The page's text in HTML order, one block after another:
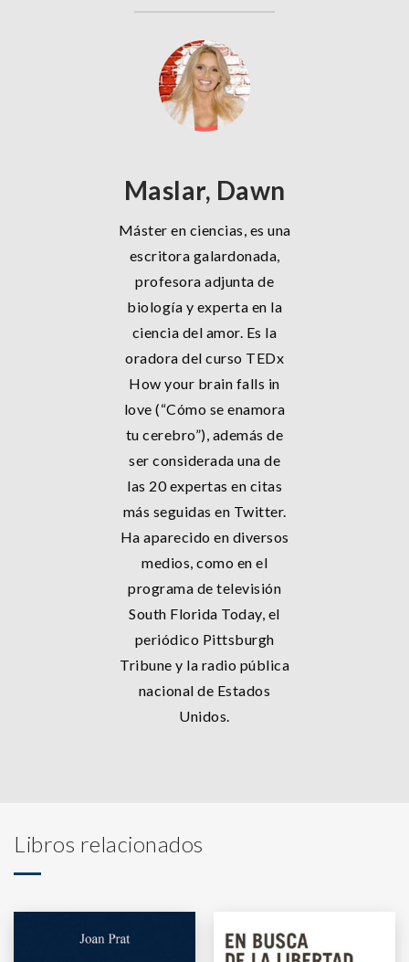
Maslar, Dawn
Máster en ciencias, es una
escritora galardonada,
profesora adjunta de
biología y experta en la
ciencia del amor. Es la
oradora del curso TEDx
How your brain falls in
love (“Cómo se enamora
tu cerebro”), además de
ser considerada una de
las 20 expertas en citas
más seguidas en Twitter.
Ha aparecido en diversos
medios, como en el
programa de televisión
South Florida Today, el
periódico Pittsburgh
Tribune y la radio pública
nacional de Estados
Unidos.
Libros relacionados